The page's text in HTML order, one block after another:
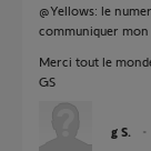
@Yellows: le
communiquer mon
Merci tout le
GS
g S.